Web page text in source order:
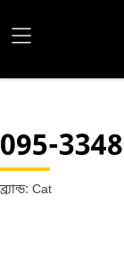
095-3348
ব্র্যান্ড: Cat